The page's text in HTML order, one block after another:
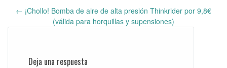
navigation
← ¡Chollo! Bomba de aire de alta presión Thinkrider por 9,8€
(válida para horquillas y supensiones)
Deja una respuesta